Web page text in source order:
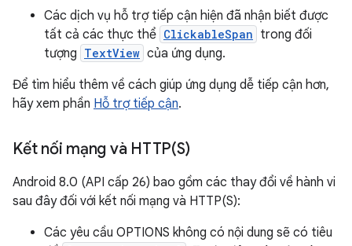
Các dịch vụ hỗ trợ tiếp cận hiện đã nhận biết được
tất cả các thực thể ClickableSpan trong đối
tượng TextView của ứng dụng.
Để tìm hiểu thêm về cách giúp ứng dụng dễ tiếp cận hơn,
hãy xem phần Hỗ trợ tiếp cận.
Kết nối mạng và HTTP(S)
Android 8.0 (API cấp 26) bao gồm các thay đổi về hành vi
sau đây đối với kết nối mạng và HTTP(S):
Các yêu cầu OPTIONS không có nội dung sẽ có tiêu